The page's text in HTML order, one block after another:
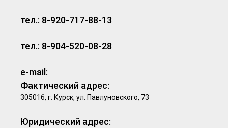
тел.: 8-920-717-88-13
тел.: 8-904-520-08-28
e-mail:
Фактический адрес:
305016, г. Курск, ул. Павлуновского, 73
Юридический адрес: